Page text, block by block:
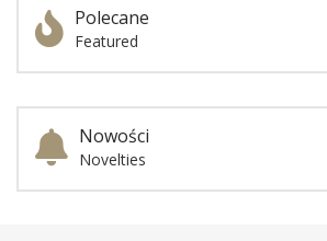
Polecane
Featured
Nowości
Novelties